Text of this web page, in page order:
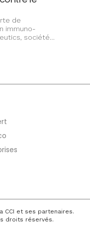
de
immuno-
société
CCI et ses partenaires.
droits réservés.